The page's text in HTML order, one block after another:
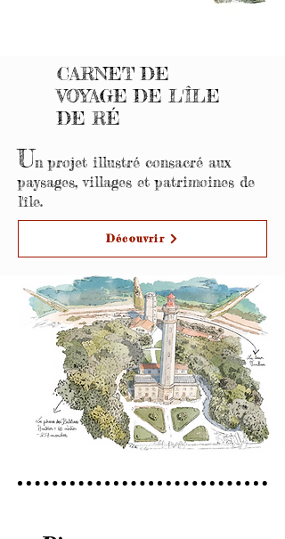
CARNET DE
VOYAGE DE L'ÎLE
DE RÉ
Un projet illustré consacré aux
paysages, villages et patrimoines de
l'île.
Découvrir